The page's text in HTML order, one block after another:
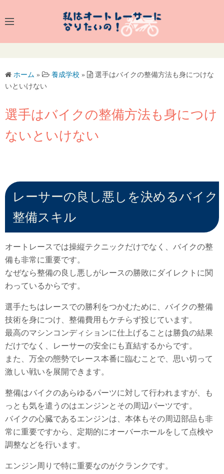
ホーム » 養成学校 »
選手はバイクの整備方法も身につけな
いといけない
選手はバイクの整備方法も身につけ
ないといけない
レーサーの良し悪しを決めるバイク
整備スキル
オートレースでは操縦テクニックだけでなく、バイクの整
備も非常に重要です。
なぜなら整備の良し悪しがレースの勝敗にダイレクトに関
わっているからです。
選手たちはレースでの勝利をつかむために、バイクの整備
技術を身につけ、整備費用もケチらず投じています。
最高のマシンコンディションに仕上げることは勝負の結果
だけでなく、レーサーの安全にも直結するからです。
また、万全の態勢でレース本番に臨むことで、思い切って
激しい戦いを展開できます。
整備はバイクのあらゆるパーツに対して行われますが、も
っとも気を遣うのはエンジンとその周辺パーツです。
バイクの心臓であるエンジンは、本体もその周辺部品も非
常に重要ですから、定期的にオーバーホールをして点検や
調整などを行います。
エンジン周りで特に重要なのがクランクです。